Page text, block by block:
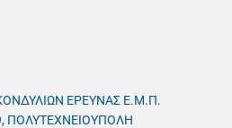
ΕΡΕΥΝΑΣ Ε.Μ.Π.
ΠΟΛΥΤΕΧΝΕΙΟΥΠΟΛΗ